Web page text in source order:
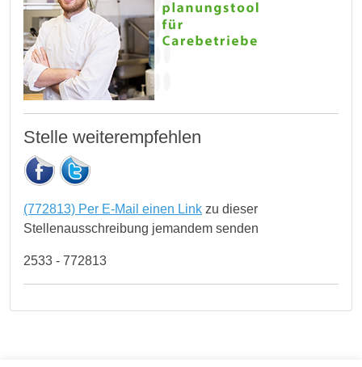
Stelle weiterempfehlen
(772813) Per E-Mail einen Link zu dieser
Stellenausschreibung jemandem senden
2533 - 772813